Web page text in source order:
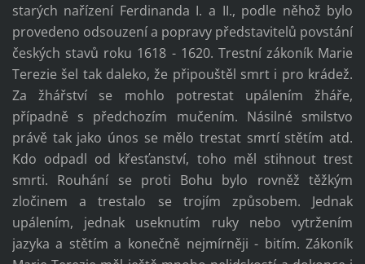
starých nařízení Ferdinanda I. a II., podle něhož bylo
provedeno odsouzení a popravy představitelů povstání
českých stavů roku 1618 - 1620. Trestní zákoník Marie
Terezie šel tak daleko, že připouštěl smrt i pro krádež.
Za žhářství se mohlo potrestat upálením žháře,
případně s předchozím mučením. Násilné smilstvo
právě tak jako únos se mělo trestat smrtí stětím atd.
Kdo odpadl od křesťanství, toho měl stihnout trest
smrti. Rouhání se proti Bohu bylo rovněž těžkým
zločinem a trestalo se trojím způsobem. Jednak
upálením, jednak useknutím ruky nebo vytržením
jazyka a stětím a konečně nejmírněji - bitím. Zákoník